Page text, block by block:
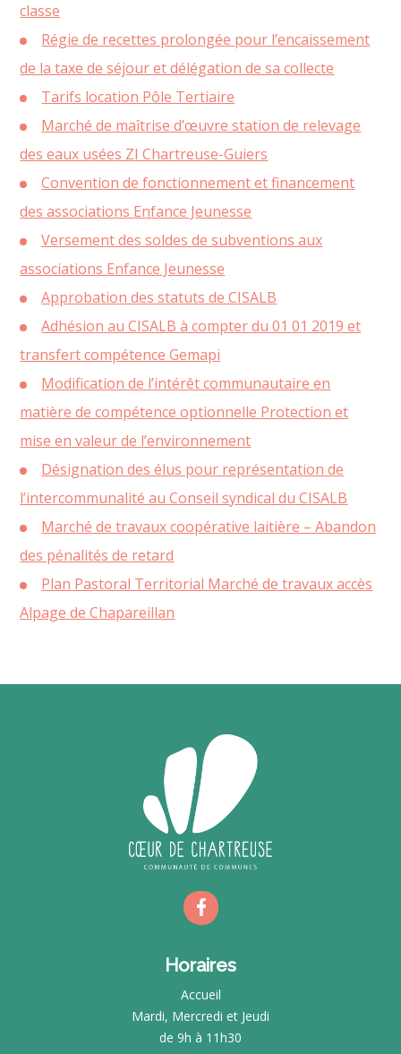
classe
Régie de recettes prolongée pour l’encaissement
de la taxe de séjour et délégation de sa collecte
Tarifs location Pôle Tertiaire
Marché de maîtrise d’œuvre station de relevage
des eaux usées ZI Chartreuse-Guiers
Convention de fonctionnement et financement
des associations Enfance Jeunesse
Versement des soldes de subventions aux
associations Enfance Jeunesse
Approbation des statuts de CISALB
Adhésion au CISALB à compter du 01 01 2019 et
transfert compétence Gemapi
Modification de l’intérêt communautaire en
matière de compétence optionnelle Protection et
mise en valeur de l’environnement
Désignation des élus pour représentation de
l’intercommunalité au Conseil syndical du CISALB
Marché de travaux coopérative laitière – Abandon
des pénalités de retard
Plan Pastoral Territorial Marché de travaux accès
Alpage de Chapareillan
Horaires
Accueil
Mardi, Mercredi et Jeudi
de 9h à 11h30